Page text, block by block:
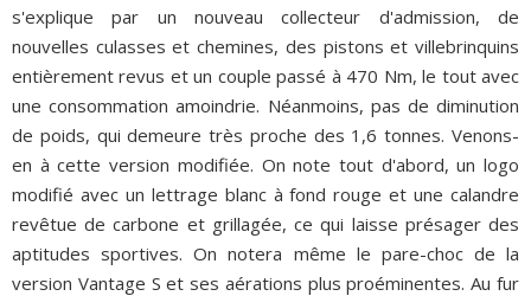
s'explique par un nouveau collecteur d'admission, de
nouvelles culasses et chemines, des pistons et villebrinquins
entièrement revus et un couple passé à 470 Nm, le tout avec
une consommation amoindrie. Néanmoins, pas de diminution
de poids, qui demeure très proche des 1,6 tonnes. Venons-
en à cette version modifiée. On note tout d'abord, un logo
modifié avec un lettrage blanc à fond rouge et une calandre
revêtue de carbone et grillagée, ce qui laisse présager des
aptitudes sportives. On notera même le pare-choc de la
version Vantage S et ses aérations plus proéminentes. Au fur